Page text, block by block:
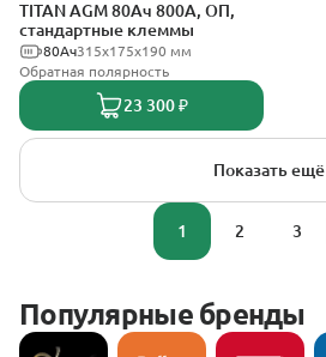
TITAN AGM 80Ач 800А, ОП,
стандартные клеммы
315x175x190 мм
80Ач
Обратная полярность
23 300 ₽
Показать ещё
1 2 3
Популярные бренды